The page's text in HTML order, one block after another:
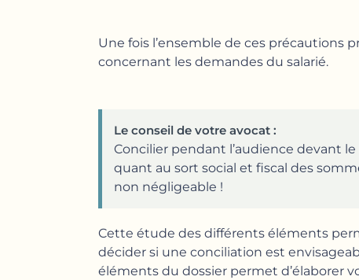
Une fois l’ensemble de ces précautions
concernant les demandes du salarié.
Le conseil de votre avocat :
Concilier pendant l’audience devant
quant au sort social et fiscal des
non négligeable !
Cette étude des différents éléments
décider si une conciliation est
éléments du dossier permet d’élaborer